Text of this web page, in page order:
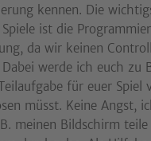
kennen. Die
ist die
da wir keinen
werde ich euch zu
für euer Spiel
müsst. Keine Angst,
meinen Bildschirm